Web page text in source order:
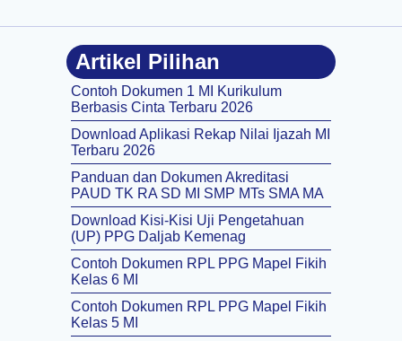
Artikel Pilihan
Contoh Dokumen 1 MI Kurikulum
Berbasis Cinta Terbaru 2026
Download Aplikasi Rekap Nilai Ijazah MI
Terbaru 2026
Panduan dan Dokumen Akreditasi
PAUD TK RA SD MI SMP MTs SMA MA
Download Kisi-Kisi Uji Pengetahuan
(UP) PPG Daljab Kemenag
Contoh Dokumen RPL PPG Mapel Fikih
Kelas 6 MI
Contoh Dokumen RPL PPG Mapel Fikih
Kelas 5 MI